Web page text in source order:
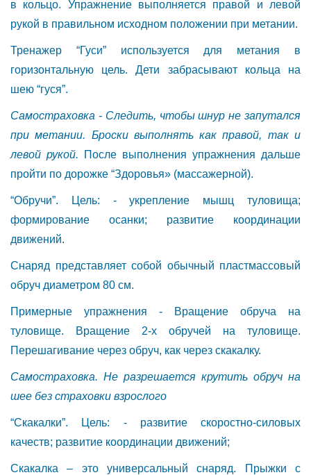
в кольцо. Упражнение выполняется правой и левой
рукой в правильном исходном положении при метании.
Тренажер “Гуси” используется для метания в
горизонтальную цель. Дети забрасывают кольца на
шею “гуся”.
Самостраховка - Следить, чтобы шнур не запутался
при метании. Броски выполнять как правой, так и
левой рукой. После выполнения упражнения дальше
пройти по дорожке “Здоровья» (массажерной).
“Обручи”. Цель: - укрепление мышц туловища;
формирование осанки; развитие координации
движений.
Снаряд представляет собой обычный пластмассовый
обруч диаметром 80 см.
Примерные упражнения - Вращение обруча на
туловище. Вращение 2-х обручей на туловище.
Перешагивание через обруч, как через скакалку.
Самостраховка. Не разрешается крутить обруч на
шее без страховки взрослого
“Скакалки”. Цель: - развитие скоростно-силовых
качеств; развитие координации движений;
Скакалка – это универсальный снаряд. Прыжки с